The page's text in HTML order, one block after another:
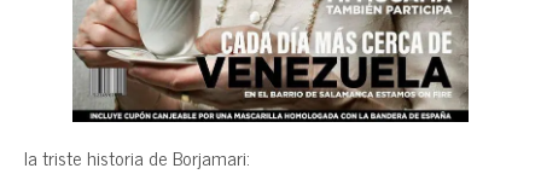
la triste historia de Borjamari: